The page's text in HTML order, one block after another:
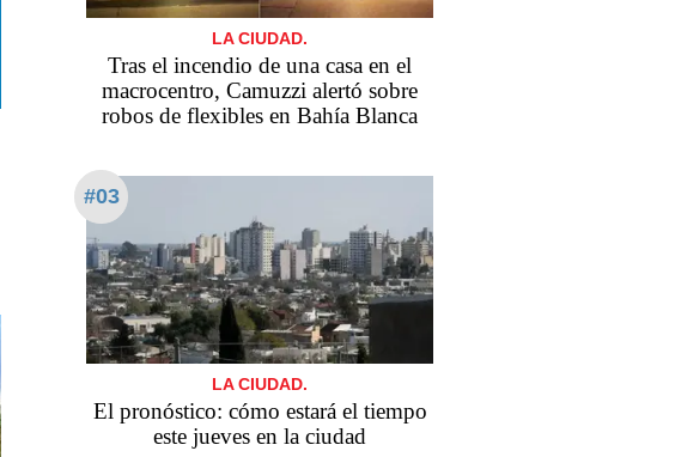
LA CIUDAD.
Tras el incendio de una casa en el
macrocentro, Camuzzi alertó sobre
robos de flexibles en Bahía Blanca
#03
LA CIUDAD.
El pronóstico: cómo estará el tiempo
este jueves en la ciudad